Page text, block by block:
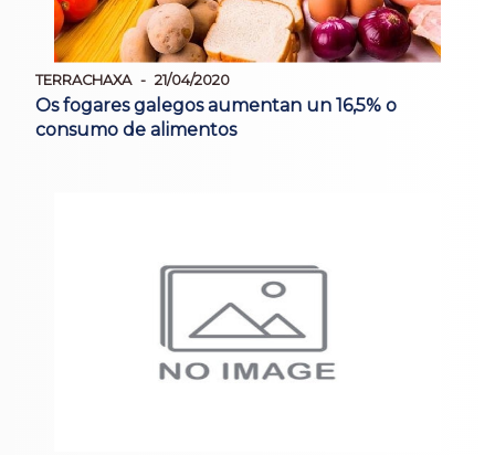
TERRACHAXA 21/04/2020
Os fogares galegos aumentan un 16,5% o
consumo de alimentos